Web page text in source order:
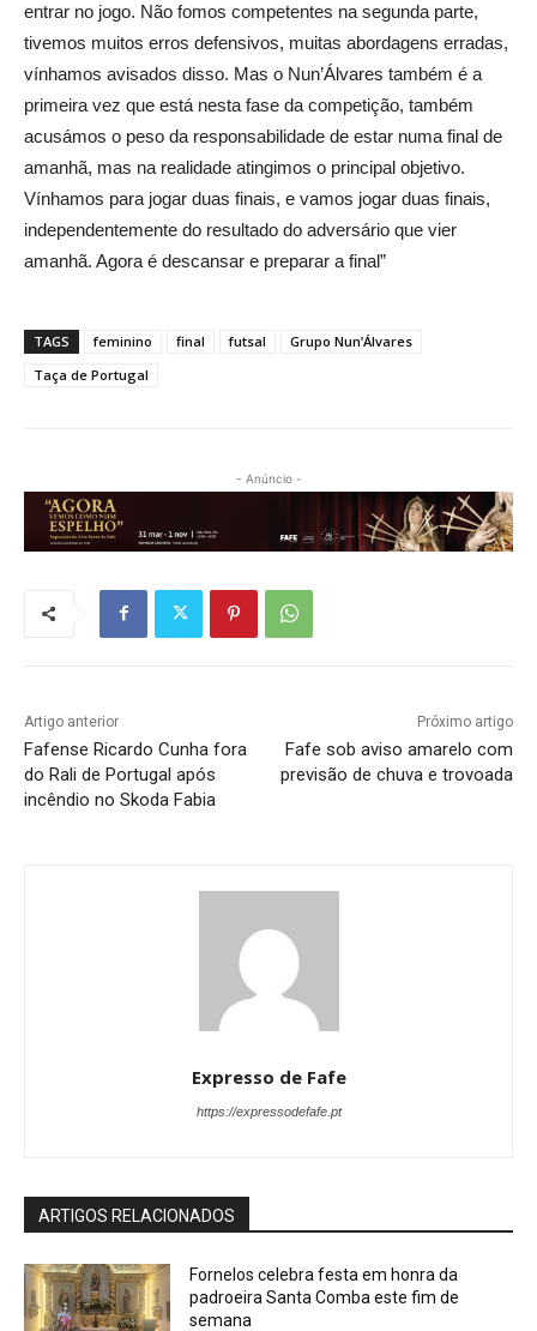
entrar no jogo. Não fomos competentes na segunda parte,
tivemos muitos erros defensivos, muitas abordagens erradas,
vínhamos avisados disso. Mas o Nun’Álvares também é a
primeira vez que está nesta fase da competição, também
acusámos o peso da responsabilidade de estar numa final de
amanhã, mas na realidade atingimos o principal objetivo.
Vínhamos para jogar duas finais, e vamos jogar duas finais,
independentemente do resultado do adversário que vier
amanhã. Agora é descansar e preparar a final”
TAGS feminino final futsal
Grupo Nun’Álvares
Taça de Portugal
- Anúncio -
Artigo anterior
Fafense Ricardo Cunha fora
do Rali de Portugal após
incêndio no Skoda Fabia
Próximo artigo
Fafe sob aviso amarelo com
previsão de chuva e trovoada
Expresso de Fafe
https://expressodefafe.pt
ARTIGOS RELACIONADOS
Fornelos celebra festa em honra da
padroeira Santa Comba este fim de
semana